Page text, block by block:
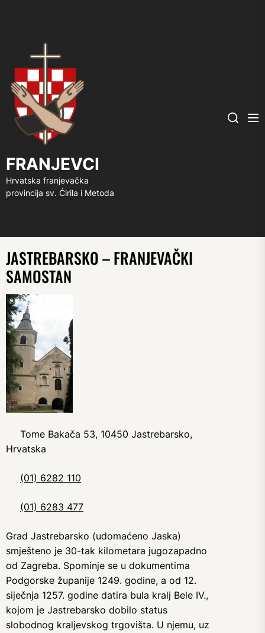
FRANJEVCI
Hrvatska franjevačka
provincija sv. Ćirila i Metoda
Search
JASTREBARSKO – FRANJEVAČKI
SAMOSTAN
Tome Bakača 53, 10450 Jastrebarsko,
Hrvatska
(01) 6282 110
(01) 6283 477
Grad Jastrebarsko (udomaćeno Jaska)
smješteno je 30-tak kilometara jugozapadno
od Zagreba. Spominje se u dokumentima
Podgorske županije 1249. godine, a od 12.
siječnja 1257. godine datira bula kralj Bele IV.,
kojom je Jastrebarsko dobilo status
slobodnog kraljevskog trgovišta. U njemu, uz